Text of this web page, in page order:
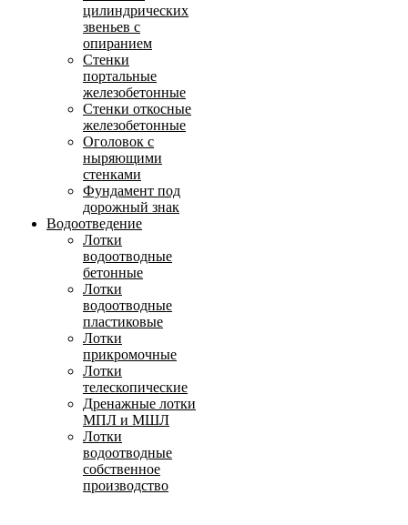
цилиндрических
звеньев с
опиранием
Стенки
портальные
железобетонные
Стенки откосные
железобетонные
Оголовок с
ныряющими
стенками
Фундамент под
дорожный знак
Водоотведение
Лотки
водоотводные
бетонные
Лотки
водоотводные
пластиковые
Лотки
прикромочные
Лотки
телескопические
Дренажные лотки
МПЛ и МШЛ
Лотки
водоотводные
собственное
производство